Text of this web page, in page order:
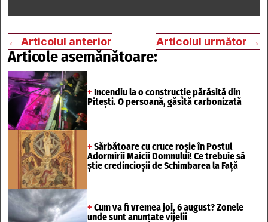
← Articolul anterior Articolul următor →
Articole asemănătoare:
+ Incendiu la o construcție părăsită din
Pitești. O persoană, găsită carbonizată
+ Sărbătoare cu cruce roșie în Postul
Adormirii Maicii Domnului! Ce trebuie să
știe credincioșii de Schimbarea la Față
+ Cum va fi vremea joi, 6 august? Zonele
unde sunt anunțate vijelii